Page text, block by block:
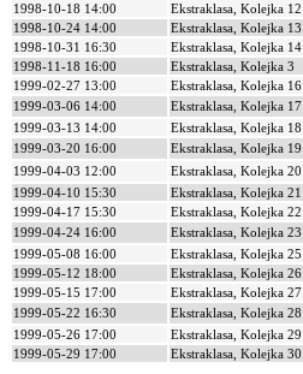
1998-10-18 14:00
Ekstraklasa, Kolejka 12
1998-10-24 14:00
Ekstraklasa, Kolejka 13
1998-10-31 16:30
Ekstraklasa, Kolejka 14
1998-11-18 16:00
Ekstraklasa, Kolejka 3
1999-02-27 13:00
Ekstraklasa, Kolejka 16
1999-03-06 14:00
Ekstraklasa, Kolejka 17
1999-03-13 14:00
Ekstraklasa, Kolejka 18
1999-03-20 16:00
Ekstraklasa, Kolejka 19
1999-04-03 12:00
Ekstraklasa, Kolejka 20
1999-04-10 15:30
Ekstraklasa, Kolejka 21
1999-04-17 15:30
Ekstraklasa, Kolejka 22
1999-04-24 16:00
Ekstraklasa, Kolejka 23
1999-05-08 16:00
Ekstraklasa, Kolejka 25
1999-05-12 18:00
Ekstraklasa, Kolejka 26
1999-05-15 17:00
Ekstraklasa, Kolejka 27
1999-05-22 16:30
Ekstraklasa, Kolejka 28
1999-05-26 17:00
Ekstraklasa, Kolejka 29
1999-05-29 17:00
Ekstraklasa, Kolejka 30